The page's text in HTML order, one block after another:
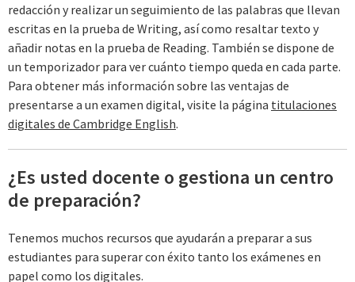
redacción y realizar un seguimiento de las palabras que llevan
escritas en la prueba de Writing, así como resaltar texto y
añadir notas en la prueba de Reading. También se dispone de
un temporizador para ver cuánto tiempo queda en cada parte.
Para obtener más información sobre las ventajas de
presentarse a un examen digital, visite la página titulaciones
digitales de Cambridge English.
¿Es usted docente o gestiona un centro
de preparación?
Tenemos muchos recursos que ayudarán a preparar a sus
estudiantes para superar con éxito tanto los exámenes en
papel como los digitales.